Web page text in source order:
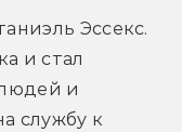
Эссекс.
и стал
и
службу к